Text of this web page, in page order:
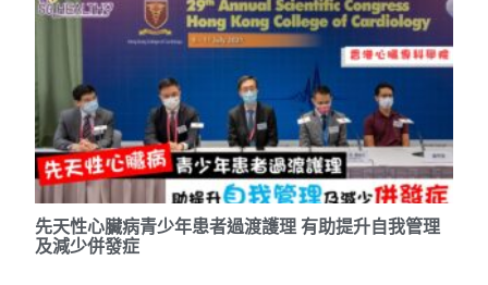
先天性心臟病青少年患者過渡護理 有助提升自我管理
及減少併發症